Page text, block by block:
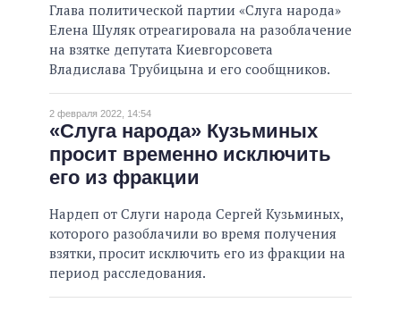
Глава политической партии «Слуга народа»
Елена Шуляк отреагировала на разоблачение
на взятке депутата Киевгорсовета
Владислава Трубицына и его сообщников.
2 февраля 2022, 14:54
«Слуга народа» Кузьминых
просит временно исключить
его из фракции
Нардеп от Слуги народа Сергей Кузьминых,
которого разоблачили во время получения
взятки, просит исключить его из фракции на
период расследования.